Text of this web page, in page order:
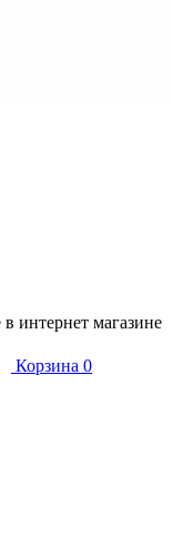
интернет магазине
Корзина 0